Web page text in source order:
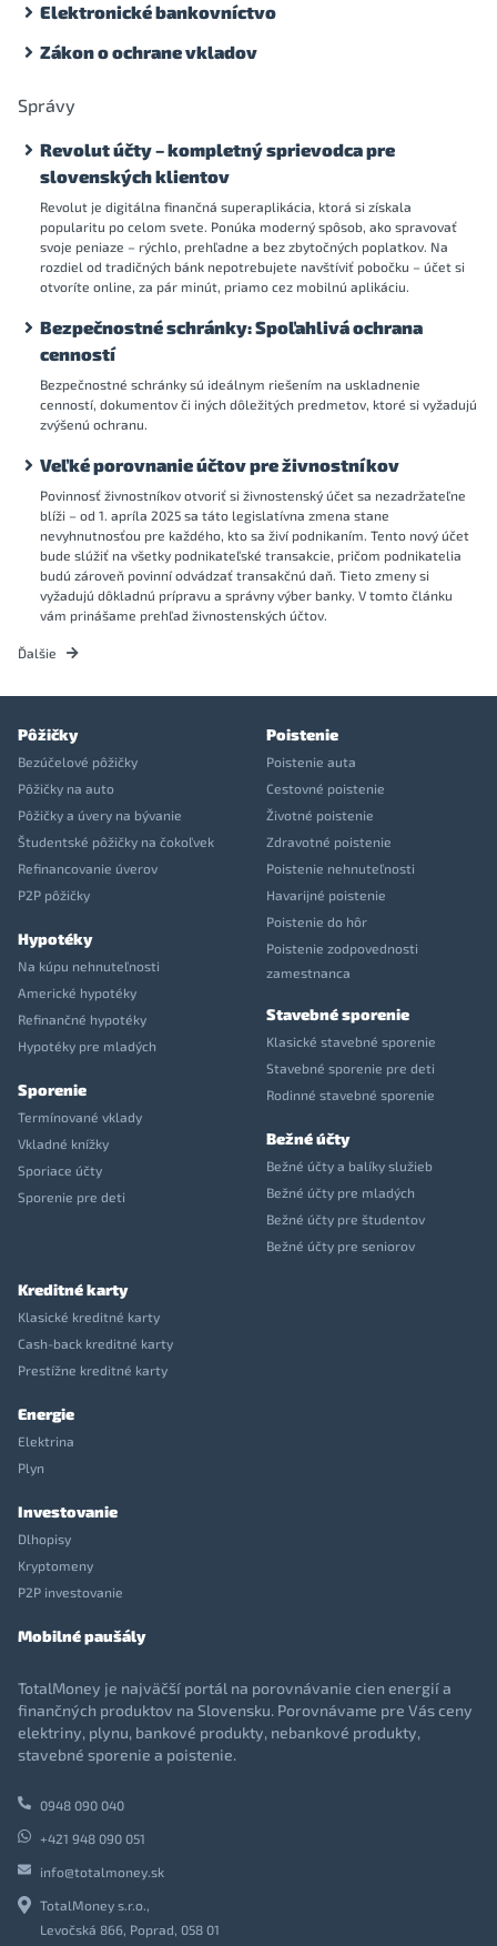
Elektronické bankovníctvo
Zákon o ochrane vkladov
Správy
Revolut účty – kompletný sprievodca pre
slovenských klientov
Revolut je digitálna finančná superaplikácia, ktorá si získala
popularitu po celom svete. Ponúka moderný spôsob, ako spravovať
svoje peniaze – rýchlo, prehľadne a bez zbytočných poplatkov. Na
rozdiel od tradičných bánk nepotrebujete navštíviť pobočku – účet si
otvoríte online, za pár minút, priamo cez mobilnú aplikáciu.
Bezpečnostné schránky: Spoľahlivá ochrana
cenností
Bezpečnostné schránky sú ideálnym riešením na uskladnenie
cenností, dokumentov či iných dôležitých predmetov, ktoré si vyžadujú
zvýšenú ochranu.
Veľké porovnanie účtov pre živnostníkov
Povinnosť živnostníkov otvoriť si živnostenský účet sa nezadržateľne
blíži – od 1. apríla 2025 sa táto legislatívna zmena stane
nevyhnutnosťou pre každého, kto sa živí podnikaním. Tento nový účet
bude slúžiť na všetky podnikateľské transakcie, pričom podnikatelia
budú zároveň povinní odvádzať transakčnú daň. Tieto zmeny si
vyžadujú dôkladnú prípravu a správny výber banky. V tomto článku
vám prinášame prehľad živnostenských účtov.
Ďalšie
Pôžičky
Bezúčelové pôžičky
Pôžičky na auto
Pôžičky a úvery na bývanie
Študentské pôžičky na čokoľvek
Refinancovanie úverov
P2P pôžičky
Hypotéky
Na kúpu nehnuteľnosti
Americké hypotéky
Refinančné hypotéky
Hypotéky pre mladých
Sporenie
Termínované vklady
Vkladné knížky
Sporiace účty
Sporenie pre deti
Poistenie
Poistenie auta
Cestovné poistenie
Životné poistenie
Zdravotné poistenie
Poistenie nehnuteľnosti
Havarijné poistenie
Poistenie do hôr
Poistenie zodpovednosti
zamestnanca
Stavebné sporenie
Klasické stavebné sporenie
Stavebné sporenie pre deti
Rodinné stavebné sporenie
Bežné účty
Bežné účty a balíky služieb
Bežné účty pre mladých
Bežné účty pre študentov
Bežné účty pre seniorov
Kreditné karty
Klasické kreditné karty
Cash-back kreditné karty
Prestížne kreditné karty
Energie
Elektrina
Plyn
Investovanie
Dlhopisy
Kryptomeny
P2P investovanie
Mobilné paušály
TotalMoney je najväčší portál na porovnávanie cien energií a
finančných produktov na Slovensku. Porovnávame pre Vás ceny
elektriny, plynu, bankové produkty, nebankové produkty,
stavebné sporenie a poistenie.
0948 090 040
+421 948 090 051
info@totalmoney.sk
TotalMoney s.r.o.,
Levočská 866, Poprad, 058 01